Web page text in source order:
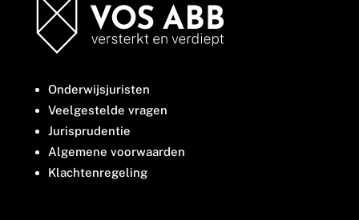
Onderwijsjuristen
Veelgestelde vragen
Jurisprudentie
Algemene voorwaarden
Klachtenregeling